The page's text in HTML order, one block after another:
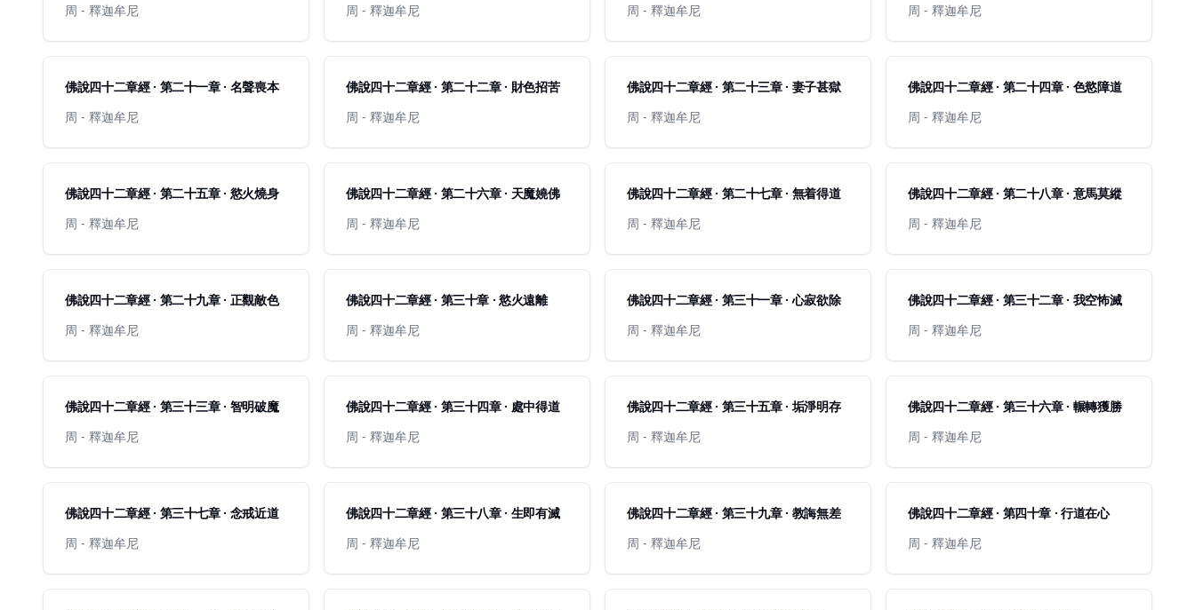
周 - 釋迦牟尼
周 - 釋迦牟尼
周 - 釋迦牟尼
周 - 釋迦牟尼
佛說四十二章經 · 第二十一章 · 名聲喪本
周 - 釋迦牟尼
佛說四十二章經 · 第二十二章 · 財色招苦
周 - 釋迦牟尼
佛說四十二章經 · 第二十三章 · 妻子甚獄
周 - 釋迦牟尼
佛說四十二章經 · 第二十四章 · 色慾障道
周 - 釋迦牟尼
佛說四十二章經 · 第二十五章 · 慾火燒身
周 - 釋迦牟尼
佛說四十二章經 · 第二十六章 · 天魔嬈佛
周 - 釋迦牟尼
佛說四十二章經 · 第二十七章 · 無着得道
周 - 釋迦牟尼
佛說四十二章經 · 第二十八章 · 意馬莫縱
周 - 釋迦牟尼
佛說四十二章經 · 第二十九章 · 正觀敵色
周 - 釋迦牟尼
佛說四十二章經 · 第三十章 · 慾火遠離
周 - 釋迦牟尼
佛說四十二章經 · 第三十一章 · 心寂欲除
周 - 釋迦牟尼
佛說四十二章經 · 第三十二章 · 我空怖滅
周 - 釋迦牟尼
佛說四十二章經 · 第三十三章 · 智明破魔
周 - 釋迦牟尼
佛說四十二章經 · 第三十四章 · 處中得道
周 - 釋迦牟尼
佛說四十二章經 · 第三十五章 · 垢淨明存
周 - 釋迦牟尼
佛說四十二章經 · 第三十六章 · 輾轉獲勝
周 - 釋迦牟尼
佛說四十二章經 · 第三十七章 · 念戒近道
周 - 釋迦牟尼
佛說四十二章經 · 第三十八章 · 生即有滅
周 - 釋迦牟尼
佛說四十二章經 · 第三十九章 · 教誨無差
周 - 釋迦牟尼
佛說四十二章經 · 第四十章 · 行道在心
周 - 釋迦牟尼